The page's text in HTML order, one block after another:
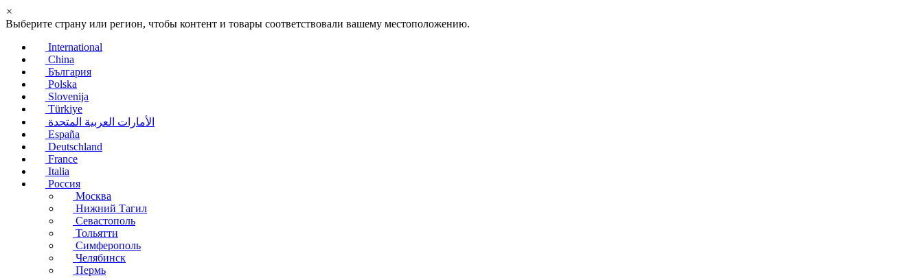
×
Выберите страну или регион, чтобы контент и товары соответствовали вашему местоположению.
International
China
България
Polska
Slovenija
Türkiye
الأمارات العربية المتحدة
España
Deutschland
France
Italia
Россия
Москва
Нижний Тагил
Севастополь
Тольятти
Симферополь
Челябинск
Пермь